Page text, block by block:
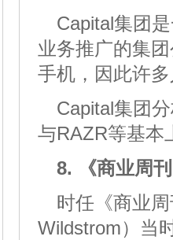
Capital集团
业务推广的集
手机，因此许
Capital集团
与RAZR等基本
8. 《商业周
时任《商业
Wildstrom）当